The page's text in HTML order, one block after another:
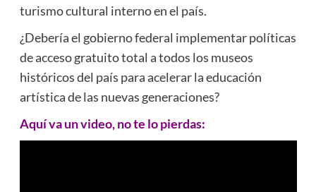
turismo cultural interno en el país.
¿Debería el gobierno federal implementar políticas
de acceso gratuito total a todos los museos
históricos del país para acelerar la educación
artística de las nuevas generaciones?
Aquí va un video, no te lo pierdas: